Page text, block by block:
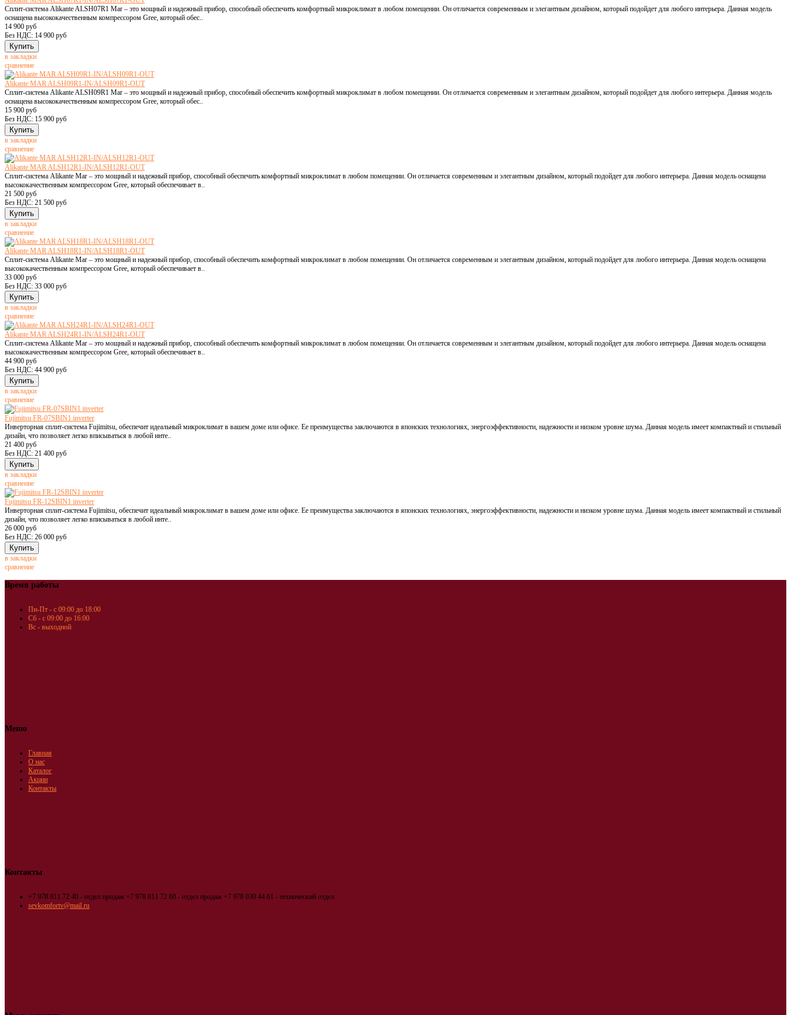
Сплит-система Alikante ALSH07R1 Mar – это мощный и надежный прибор, способный обеспечить комфортный микроклимат в любом помещении. Он отличается современным и элегантным дизайном, который подойдет для любого интерьера. Данная модель
оснащена высококачественным компрессором Gree, который обес..
14 900 руб
Без НДС: 14 900 руб
в закладки
сравнение
Alikante MAR ALSH09R1-IN/ALSH09R1-OUT
Сплит-система Alikante ALSH09R1 Mar – это мощный и надежный прибор, способный обеспечить комфортный микроклимат в любом помещении. Он отличается современным и элегантным дизайном, который подойдет для любого интерьера. Данная модель
оснащена высококачественным компрессором Gree, который обес..
15 900 руб
Без НДС: 15 900 руб
в закладки
сравнение
Alikante MAR ALSH12R1-IN/ALSH12R1-OUT
Сплит-система Alikante Mar – это мощный и надежный прибор, способный обеспечить комфортный микроклимат в любом помещении. Он отличается современным и элегантным дизайном, который подойдет для любого интерьера. Данная модель оснащена
высококачественным компрессором Gree, который обеспечивает в..
21 500 руб
Без НДС: 21 500 руб
в закладки
сравнение
Alikante MAR ALSH18R1-IN/ALSH18R1-OUT
Сплит-система Alikante Mar – это мощный и надежный прибор, способный обеспечить комфортный микроклимат в любом помещении. Он отличается современным и элегантным дизайном, который подойдет для любого интерьера. Данная модель оснащена
высококачественным компрессором Gree, который обеспечивает в..
33 000 руб
Без НДС: 33 000 руб
в закладки
сравнение
Alikante MAR ALSH24R1-IN/ALSH24R1-OUT
Сплит-система Alikante Mar – это мощный и надежный прибор, способный обеспечить комфортный микроклимат в любом помещении. Он отличается современным и элегантным дизайном, который подойдет для любого интерьера. Данная модель оснащена
высококачественным компрессором Gree, который обеспечивает в..
44 900 руб
Без НДС: 44 900 руб
в закладки
сравнение
Fujimitsu FR-07SBIN1 inverter
Инверторная сплит-система Fujimitsu, обеспечит идеальный микроклимат в вашем доме или офисе. Ее преимущества заключаются в японских технологиях, энергоэффективности, надежности и низком уровне шума. Данная модель имеет компактный и стильный
дизайн, что позволяет легко вписываться в любой инте..
21 400 руб
Без НДС: 21 400 руб
в закладки
сравнение
Fujimitsu FR-12SBIN1 inverter
Инверторная сплит-система Fujimitsu, обеспечит идеальный микроклимат в вашем доме или офисе. Ее преимущества заключаются в японских технологиях, энергоэффективности, надежности и низком уровне шума. Данная модель имеет компактный и стильный
дизайн, что позволяет легко вписываться в любой инте..
26 000 руб
Без НДС: 26 000 руб
в закладки
сравнение
Время работы
Пн-Пт - с 09:00 до 18:00
Сб - с 09:00 до 16:00
Вс - выходной
Меню
Главная
О нас
Каталог
Акции
Контакты
Контакты
+7 978 811 72 40 - отдел продаж +7 978 811 72 60 - отдел продаж +7 978 030 44 61 - технический отдел
sevkomfortv@mail.ru